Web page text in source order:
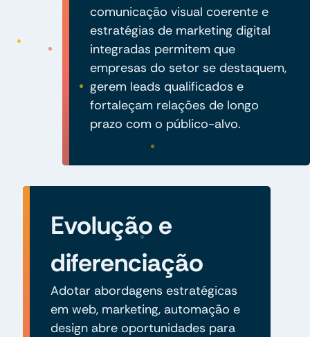
comunicação visual coerente e
estratégias de marketing digital
integradas permitem que
empresas do setor se destaquem,
gerem leads qualificados e
fortaleçam relações de longo
prazo com o público-alvo.
Evolução e
diferenciação
Adotar abordagens estratégicas
em web, marketing, automação e
design abre oportunidades para